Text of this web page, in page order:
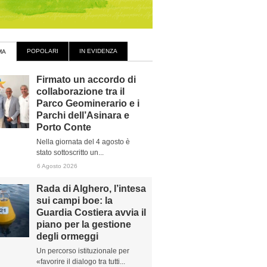
POPOLARI IN EVIDENZA
Firmato un accordo di
collaborazione tra il
Parco Geominerario e i
Parchi dell’Asinara e
Porto Conte
Nella giornata del 4 agosto è
stato sottoscritto un...
6 Agosto 2026
Rada di Alghero, l’intesa
sui campi boe: la
Guardia Costiera avvia il
piano per la gestione
degli ormeggi
Un percorso istituzionale per
«favorire il dialogo tra tutti...